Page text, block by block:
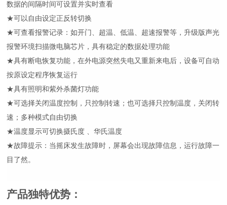
数据的间隔时间可设置并实时查看
★可以自由设定正反转切换
★可查看报警记录：如开门、超温、低温、超速报警等， 升级版声光
报警环境扫描微电脑芯片，具有稳定的数据处理功能
★具有断电恢复功能，在外电源突然失电又重新来电后，设备可自动
按原设定程序恢复运行
★具有照明和紫外杀菌灯功能
★可选择关闭温度控制，只控制转速；也可选择只控制温度，关闭转
速；多种模式自由切换
★温度显示可切换摄氏度 、华氏温度
★故障提示：当摇床发生故障时，屏幕会出现故障信息，运行故障一
目了然。
产品独特优势 ：